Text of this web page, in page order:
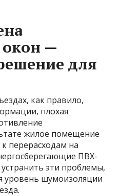
—
для
как правило,
плохая
жилое помещение
перерасходам на
ПВХ-
эти проблемы,
шумоизоляции